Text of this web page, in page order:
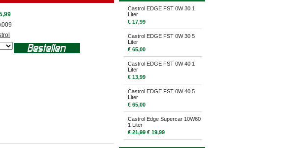
Castrol EDGE FST 0W 30 1
Liter
€ 17,99
Castrol EDGE FST 0W 30 5
Liter
€ 65,00
Castrol EDGE FST 0W 40 1
Liter
€ 13,99
Castrol EDGE FST 0W 40 5
Liter
€ 65,00
Castrol Edge Supercar 10W60
1 Liter
€ 21,99 € 19,99